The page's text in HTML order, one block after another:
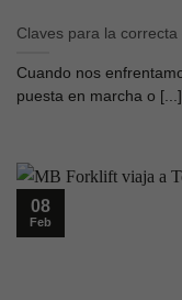
Claves para la
Cuando nos
puesta en marcha o [...]
08
Feb